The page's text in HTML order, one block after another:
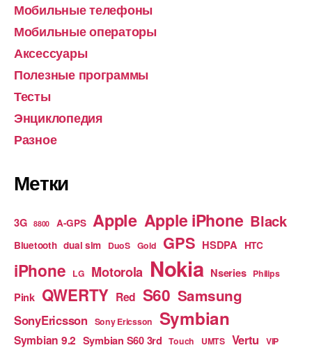
Мобильные телефоны
Мобильные операторы
Аксессуары
Полезные программы
Тесты
Энциклопедия
Разное
Метки
3G 8800 A-GPS Apple Apple iPhone Black
Bluetooth dual sim DuoS Gold GPS HSDPA HTC
iPhone LG Motorola Nokia Nseries Philips
Pink QWERTY Red S60 Samsung
SonyEricsson Sony Ericsson Symbian
Symbian 9.2 Symbian S60 3rd Touch UMTS Vertu VIP